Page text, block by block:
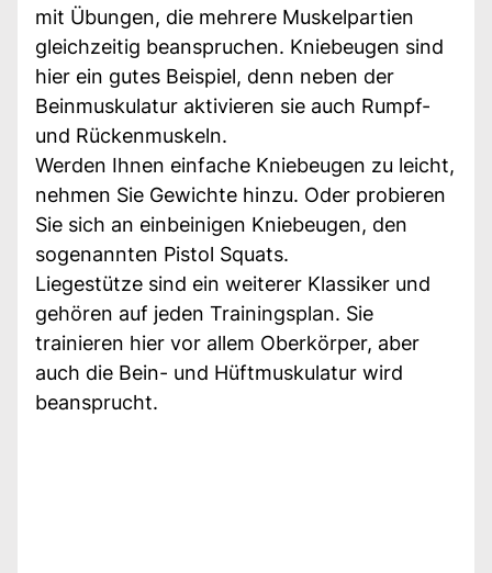
mit Übungen, die mehrere Muskelpartien
gleichzeitig beanspruchen. Kniebeugen sind
hier ein gutes Beispiel, denn neben der
Beinmuskulatur aktivieren sie auch Rumpf-
und Rückenmuskeln.
Werden Ihnen einfache Kniebeugen zu leicht,
nehmen Sie Gewichte hinzu. Oder probieren
Sie sich an einbeinigen Kniebeugen, den
sogenannten Pistol Squats.
Liegestütze sind ein weiterer Klassiker und
gehören auf jeden Trainingsplan. Sie
trainieren hier vor allem Oberkörper, aber
auch die Bein- und Hüftmuskulatur wird
beansprucht.